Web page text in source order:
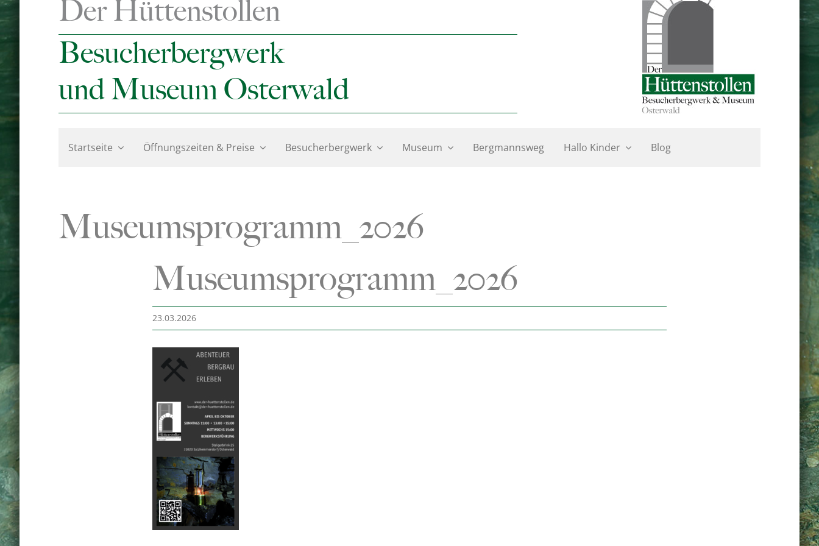
Der Hüttenstollen
Besucherbergwerk
und Museum Osterwald
Startseite Öffnungszeiten & Preise Besucherbergwerk Museum Bergmannsweg Hallo Kinder Blog
Museumsprogramm_2026
Museumsprogramm_2026
23.03.2026